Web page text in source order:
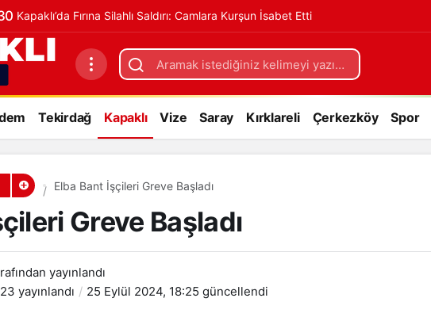
Kapaklı’da Fırına Silahlı Saldırı: Camlara Kurşun İsabet Etti
Tekirdağ Kapaklı Vize Saray Kırklareli Çerkezköy Spor
Elba Bant İşçileri Greve Başladı
Greve Başladı
yayınlandı
yayınlandı 25 Eylül 2024, 18:25 güncellendi
Başladı